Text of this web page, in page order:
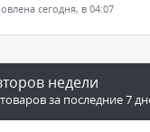
сегодня, в 04:07
недели
за последние 7